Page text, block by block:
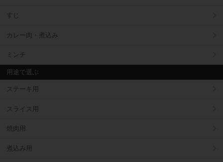
すじ
カレー肉・煮込み
ミンチ
用途で選ぶ
ステーキ用
スライス用
焼肉用
煮込み用